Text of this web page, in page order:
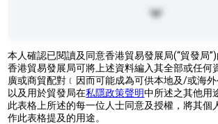
本人確認已閱讀及同意香港貿易發展局(“貿發局
香港貿易發展局可將上述資料編入其全部或任何
廣或商貿配對﹝因而可能成為可供本地及/或海外
以及用於貿發局在私隱政策聲明中所述之其他用
此表格上所述的每一位人士同意及授權，將其個
作此表格提及的用途。